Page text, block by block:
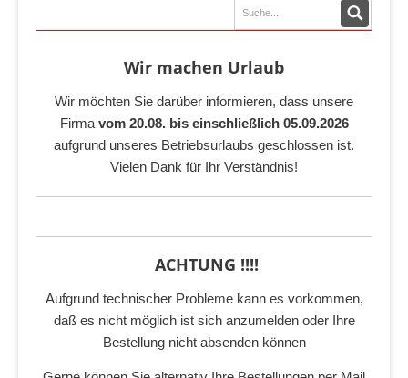
Wir machen Urlaub
Wir möchten Sie darüber informieren, dass unsere
Firma vom 20.08. bis einschließlich 05.09.2026
aufgrund unseres Betriebsurlaubs geschlossen ist.
Vielen Dank für Ihr Verständnis!
ACHTUNG !!!!
Aufgrund technischer Probleme kann es vorkommen,
daß es nicht möglich ist sich anzumelden oder Ihre
Bestellung nicht absenden können